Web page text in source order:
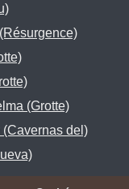
(Grotte)
(Cavernas del)